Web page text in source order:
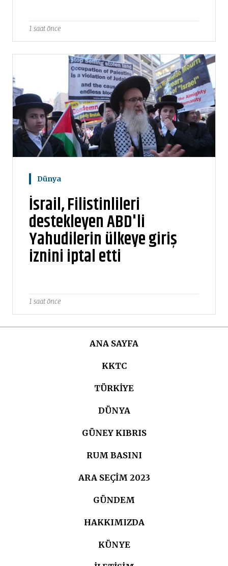
1 saat önce
Dünya
İsrail, Filistinlileri
destekleyen ABD'li
Yahudilerin ülkeye giriş
iznini iptal etti
1 saat önce
ANA SAYFA
KKTC
TÜRKIYE
DÜNYA
GÜNEY KIBRIS
RUM BASINI
ARA SEÇIM 2023
GÜNDEM
HAKKIMIZDA
KÜNYE